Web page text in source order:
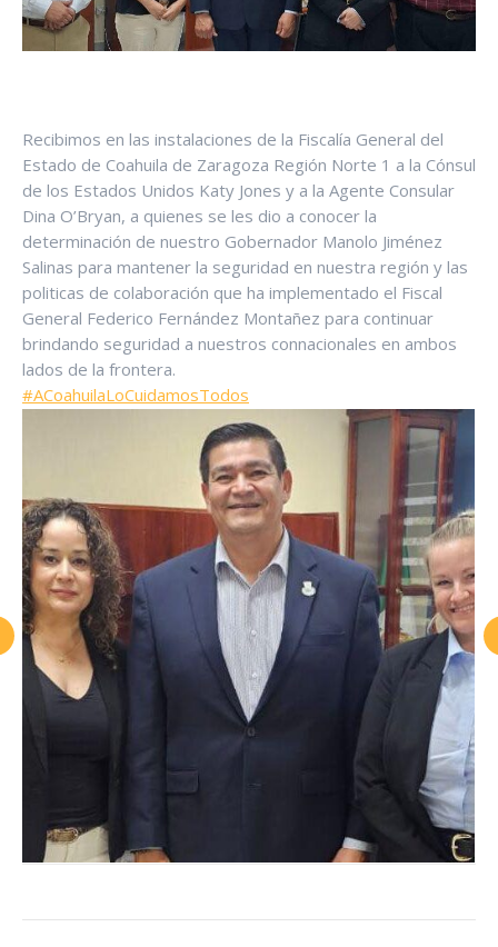
Recibimos en las instalaciones de la Fiscalía General del
Estado de Coahuila de Zaragoza Región Norte 1 a la Cónsul
de los Estados Unidos Katy Jones y a la Agente Consular
Dina O’Bryan, a quienes se les dio a conocer la
determinación de nuestro Gobernador Manolo Jiménez
Salinas para mantener la seguridad en nuestra región y las
politicas de colaboración que ha implementado el Fiscal
General Federico Fernández Montañez para continuar
brindando seguridad a nuestros connacionales en ambos
lados de la frontera.
#ACoahuilaLoCuidamosTodos